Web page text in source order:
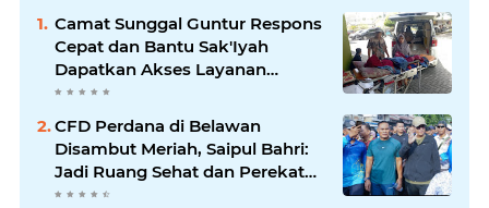
Camat Sunggal Guntur Respons
Cepat dan Bantu Sak'Iyah
Dapatkan Akses Layanan
Kesehatan
CFD Perdana di Belawan
Disambut Meriah, Saipul Bahri:
Jadi Ruang Sehat dan Perekat
Kebersamaan Warga Medan